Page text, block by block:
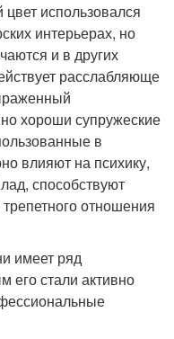
использовался
интерьерах, но
и в других
расслабляюще
хороши супружеские
в
влияют на психику,
способствуют
отношения
имеет ряд
его стали активно